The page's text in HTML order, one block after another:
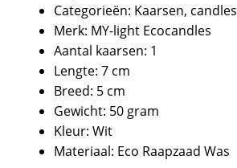
Categorieën: Kaarsen, candles
Merk: MY-light Ecocandles
Aantal kaarsen: 1
Lengte: 7 cm
Breed: 5 cm
Gewicht: 50 gram
Kleur: Wit
Materiaal: Eco Raapzaad Was